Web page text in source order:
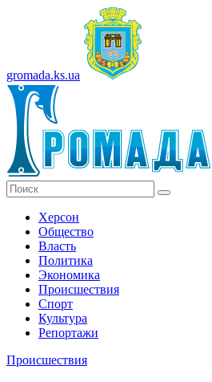
gromada.ks.ua
Херсон
Общество
Власть
Политика
Экономика
Происшествия
Спорт
Культура
Репортажи
Происшествия